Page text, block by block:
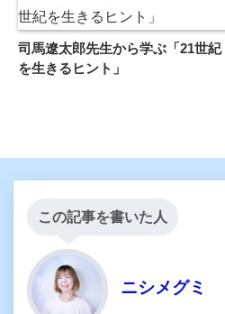
司馬遼太郎先生から学ぶ「21世紀
を生きるヒント」
この記事を書いた人
ニシメグミ